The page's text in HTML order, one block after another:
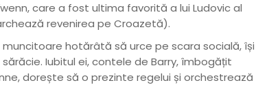
care a fost ultima favorită a lui Ludovic al
revenirea pe Croazetă).
hotărâtă să urce pe scara socială, își
Iubitul ei, contele de Barry, îmbogățit
dorește să o prezinte regelui și orchestrează